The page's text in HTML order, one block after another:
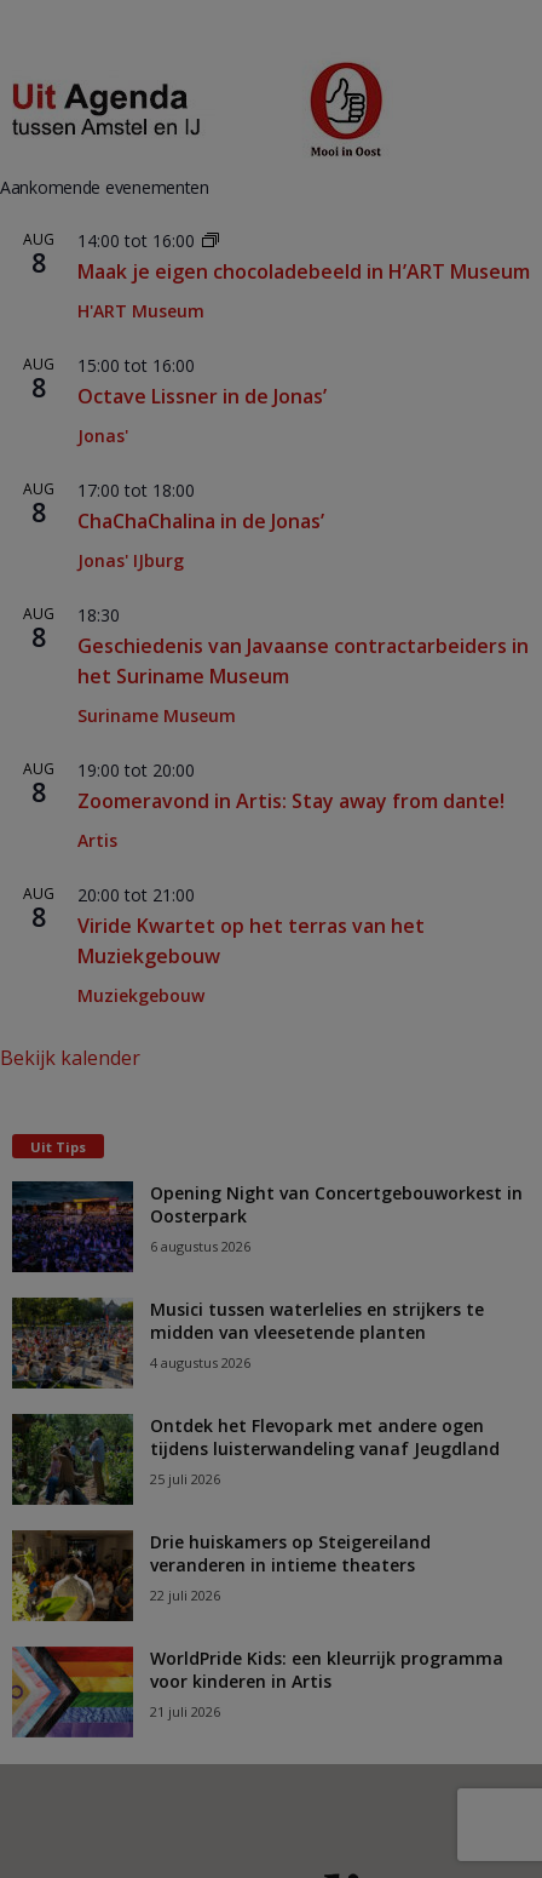
Aankomende evenementen
AUG
8
14:00 tot 16:00
Maak je eigen chocoladebeeld in H’ART Museum
H'ART Museum
AUG
8
15:00 tot 16:00
Octave Lissner in de Jonas’
Jonas'
AUG
8
17:00 tot 18:00
ChaChaChalina in de Jonas’
Jonas' IJburg
AUG
8
18:30
Geschiedenis van Javaanse contractarbeiders in
het Suriname Museum
Suriname Museum
AUG
8
19:00 tot 20:00
Zoomeravond in Artis: Stay away from dante!
Artis
AUG
8
20:00 tot 21:00
Viride Kwartet op het terras van het
Muziekgebouw
Muziekgebouw
Bekijk kalender
Uit Tips
Opening Night van Concertgebouworkest in
Oosterpark
6 augustus 2026
Musici tussen waterlelies en strijkers te
midden van vleesetende planten
4 augustus 2026
Ontdek het Flevopark met andere ogen
tijdens luisterwandeling vanaf Jeugdland
25 juli 2026
Drie huiskamers op Steigereiland
veranderen in intieme theaters
22 juli 2026
WorldPride Kids: een kleurrijk programma
voor kinderen in Artis
21 juli 2026